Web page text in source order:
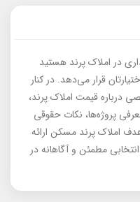
در املاک پرند هستید
قرار می‌دهد. در کنار
درباره قیمت املاک پرند،
پروژه‌ها، نکات حقوقی
املاک پرند مسکن ارائه
مطمئن و آگاهانه در